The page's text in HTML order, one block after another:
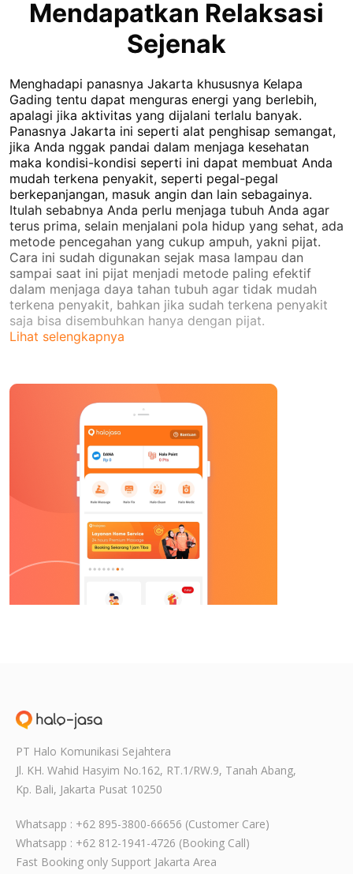
Mendapatkan Relaksasi
Sejenak
Menghadapi panasnya Jakarta khususnya Kelapa
Gading tentu dapat menguras energi yang berlebih,
apalagi jika aktivitas yang dijalani terlalu banyak.
Panasnya Jakarta ini seperti alat penghisap semangat,
jika Anda nggak pandai dalam menjaga kesehatan
maka kondisi-kondisi seperti ini dapat membuat Anda
mudah terkena penyakit, seperti pegal-pegal
berkepanjangan, masuk angin dan lain sebagainya.
Itulah sebabnya Anda perlu menjaga tubuh Anda agar
terus prima, selain menjalani pola hidup yang sehat, ada
metode pencegahan yang cukup ampuh, yakni pijat.
Cara ini sudah digunakan sejak masa lampau dan
sampai saat ini pijat menjadi metode paling efektif
dalam menjaga daya tahan tubuh agar tidak mudah
terkena penyakit, bahkan jika sudah terkena penyakit
saja bisa disembuhkan hanya dengan pijat.
Lihat selengkapnya
PT Halo Komunikasi Sejahtera
Jl. KH. Wahid Hasyim No.162, RT.1/RW.9, Tanah Abang,
Kp. Bali, Jakarta Pusat 10250
Whatsapp : +62 895-3800-66656 (Customer Care)
Whatsapp : +62 812-1941-4726 (Booking Call)
Fast Booking only Support Jakarta Area